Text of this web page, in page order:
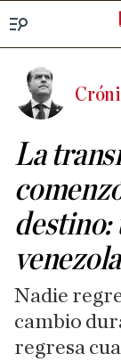
La
destino:
Nadie
cambio
regresa